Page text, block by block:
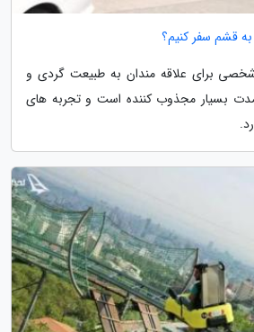
قشم سفر کنیم؟
برای علاقه مندان به طبیعت گردی و
بسیار مجذوب کننده است و تجربه های